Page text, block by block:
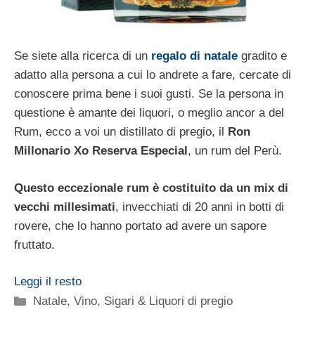
Se siete alla ricerca di un regalo di natale gradito e
adatto alla persona a cui lo andrete a fare, cercate di
conoscere prima bene i suoi gusti. Se la persona in
questione è amante dei liquori, o meglio ancor a del
Rum, ecco a voi un distillato di pregio, il
Ron
Millonario Xo Reserva Especial , un rum del Perù.
Questo eccezionale rum è costituito da un mix di
vecchi millesimati, invecchiati di 20 anni in botti di
rovere, che lo hanno portato ad avere un sapore
fruttato.
Leggi il resto
Categorie
Natale,Vino, Sigari & Liquori di pregio